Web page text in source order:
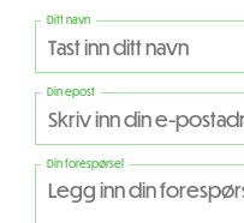
Ditt navn
Din epost
Din forespørsel